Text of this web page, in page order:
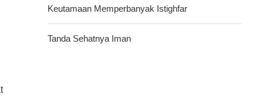
Keutamaan Memperbanyak Istighfar
Tanda Sehatnya Iman